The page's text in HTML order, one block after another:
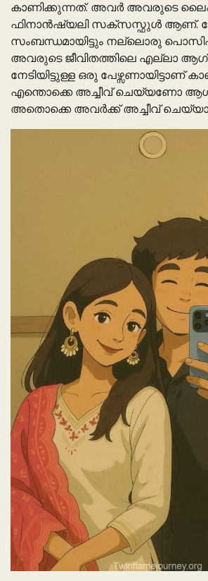
കാണിക്കുന്നത്. അവർ അവരുടെ
ഫിനാൻഷ്യലി സക്സസ്ഫുൾ ആണ്.
സംബന്ധമായിട്ടും നല്ലൊരു
അവരുടെ ജീവിതത്തിലെ എല്ലാ
നേടിയിട്ടുള്ള ഒരു
എന്തൊക്കെ അച്ചീവ് ചെയ്യണോ
അതൊക്കെ അവർക്ക് അച്ചീവ് ചെയ്യാൻ